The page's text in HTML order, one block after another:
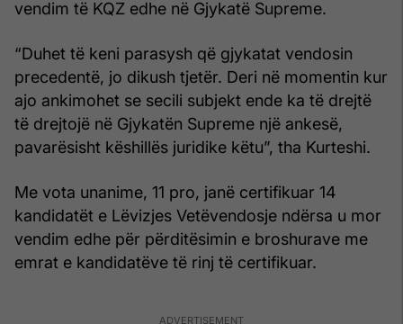
vendim të KQZ edhe në Gjykatë Supreme.
“Duhet të keni parasysh që gjykatat vendosin
precedentë, jo dikush tjetër. Deri në momentin kur
ajo ankimohet se secili subjekt ende ka të drejtë
të drejtojë në Gjykatën Supreme një ankesë,
pavarësisht këshillës juridike këtu”, tha Kurteshi.
Me vota unanime, 11 pro, janë certifikuar 14
kandidatët e Lëvizjes Vetëvendosje ndërsa u mor
vendim edhe për përditësimin e broshurave me
emrat e kandidatëve të rinj të certifikuar.